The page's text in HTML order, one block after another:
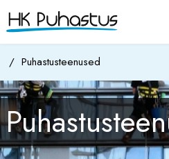
/ Puhastusteenused